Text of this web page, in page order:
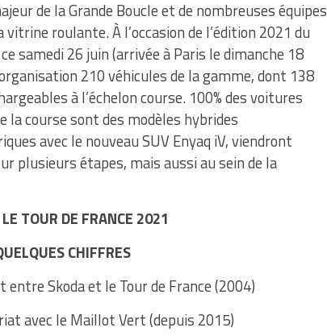
de la Grande Boucle et de nombreuses équipes
roulante. À l’occasion de l’édition 2021 du
samedi 26 juin (arrivée à Paris le dimanche 18
210 véhicules de la gamme, dont 138
à l’échelon course. 100% des voitures
la course sont des modèles hybrides
avec le nouveau SUV Enyaq iV, viendront
plusieurs étapes, mais aussi au sein de la
TOUR DE FRANCE 2021
CHIFFRES
entre Skoda et le Tour de France (2004)
avec le Maillot Vert (depuis 2015)